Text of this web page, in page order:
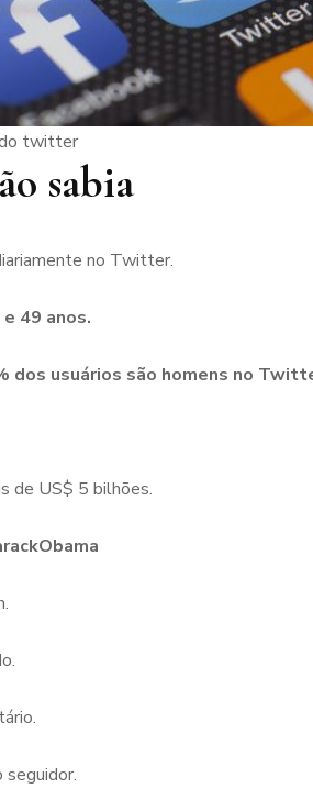
twitter
sabia
no Twitter.
49 anos.
dos usuários são homens no
de US$ 5 bilhões.
seguidor.